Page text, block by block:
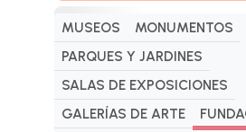
MUSEOS
MONUMENTOS
PARQUES Y JARDINES
SALAS DE EXPOSICIONES
GALERÍAS DE ARTE